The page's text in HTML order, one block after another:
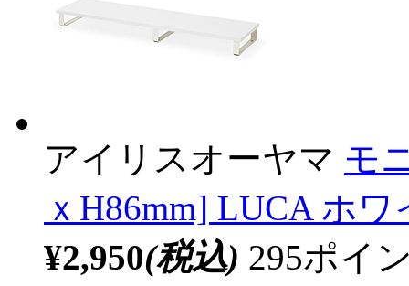
アイリスオーヤマ モ
ｘH86mm] LUCA ホ
¥2,950(税込) 295ポイ